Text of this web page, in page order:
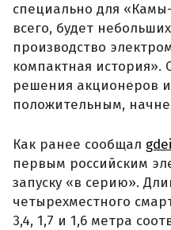
специально для
всего, будет
производство
компактная история».
решения акционеров
положительным,
Как ранее сообщал
первым российским
запуску «в серию».
четырехместного
3,4, 1,7 и 1,6 метра